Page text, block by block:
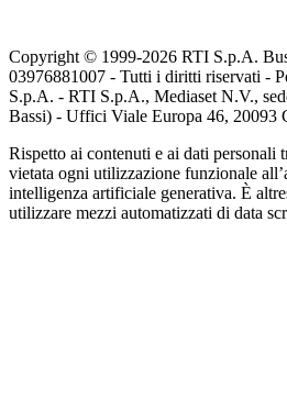
Copyright © 1999-2026 RTI S.p.A.
03976881007 - Tutti i diritti riservati -
S.p.A. - RTI S.p.A., Mediaset N.V.,
Bassi) - Uffici Viale Europa 46, 20093
Rispetto ai contenuti e ai dati personali
vietata ogni utilizzazione funzionale
intelligenza artificiale generativa. È
utilizzare mezzi automatizzati di data